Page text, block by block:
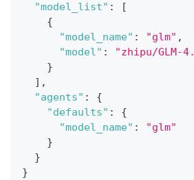
"model_list" :
[
{
"model_name" : "glm" ,
"model" :
"zhipu/GLM-
}
] ,
"agents" :
{
"defaults" :
{
"model_name" :
"glm"
}
}
}